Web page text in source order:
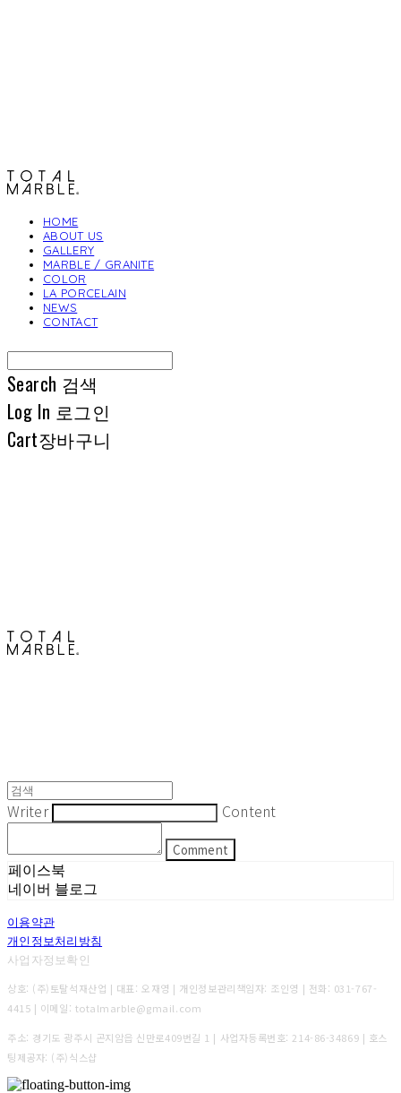
HOME
ABOUT US
GALLERY
MARBLE / GRANITE
COLOR
LA PORCELAIN
NEWS
CONTACT
Search 검색
Log In 로그인
Cart장바구니
Writer Content
Comment
페이스북
네이버 블로그
이용약관
개인정보처리방침
사업자정보확인
상호: (주)토탈석재산업 | 대표: 오재영 | 개인정보관리책임자: 조인영 | 전화: 031-767-
4415 | 이메일: totalmarble@gmail.com
주소: 경기도 광주시 곤지암읍 신만로409번길 1 | 사업자등록번호:214-86-34869 | 호스
팅제공자: (주)식스샵